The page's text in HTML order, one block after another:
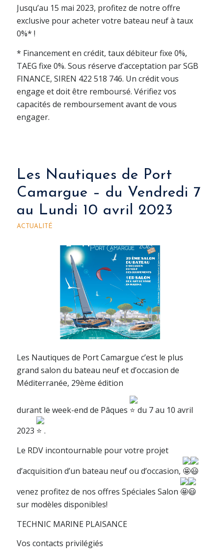
Jusqu’au 15 mai 2023, profitez de notre offre
exclusive pour acheter votre bateau neuf à taux
0%* !
* Financement en crédit, taux débiteur fixe 0%,
TAEG fixe 0%. Sous réserve d’acceptation par SGB
FINANCE, SIREN 422 518 746. Un crédit vous
engage et doit être remboursé. Vérifiez vos
capacités de remboursement avant de vous
engager.
Les Nautiques de Port
Camargue – du Vendredi 7
au Lundi 10 avril 2023
ACTUALITÉ
Les Nautiques de Port Camargue c’est le plus
grand salon du bateau neuf et d’occasion de
Méditerranée, 29ème édition
durant le week-end de Pâques
du 7 au 10 avril
2023
.
Le RDV incontournable pour votre projet
d’acquisition d’un bateau neuf ou d’occasion,
venez profitez de nos offres Spéciales Salon
sur modèles disponibles!
TECHNIC MARINE PLAISANCE
Vos contacts privilégiés